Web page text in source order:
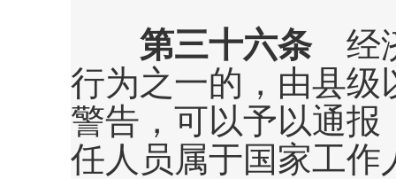
第三十六条经济
行为之一的，由县级
警告，可以予以通
任人员属于国家工作